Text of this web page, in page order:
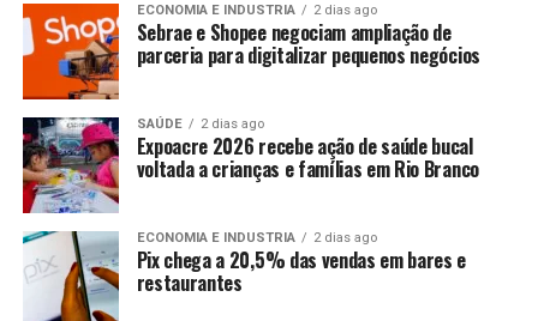
ECONOMIA E INDUSTRIA 2 dias ago
Sebrae e Shopee negociam ampliação de
parceria para digitalizar pequenos negócios
SAÚDE 2 dias ago
Expoacre 2026 recebe ação de saúde bucal
voltada a crianças e famílias em Rio Branco
ECONOMIA E INDUSTRIA 2 dias ago
Pix chega a 20,5% das vendas em bares e
restaurantes